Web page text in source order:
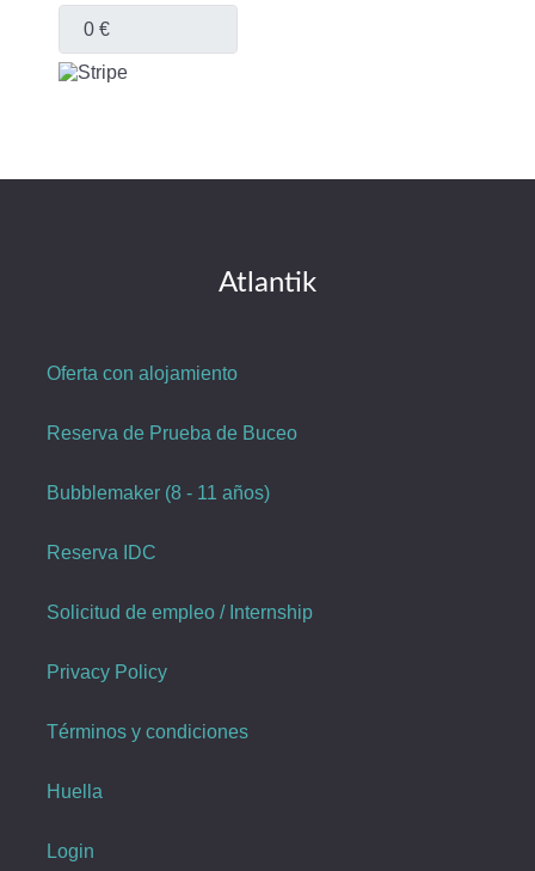
Atlantik
Oferta con alojamiento
Reserva de Prueba de Buceo
Bubblemaker (8 - 11 años)
Reserva IDC
Solicitud de empleo / Internship
Privacy Policy
Términos y condiciones
Huella
Login